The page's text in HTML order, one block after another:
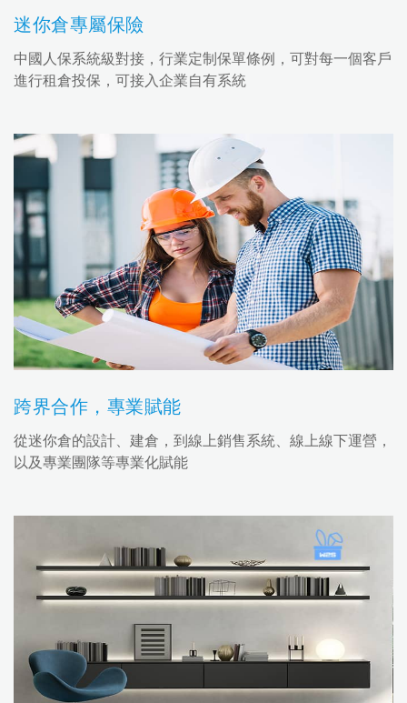
迷你倉專屬保險
中國人保系統級對接，行業定制保單條例，可對每一個客戶
進行租倉投保，可接入企業自有系統
跨界合作，專業賦能
從迷你倉的設計、建倉，到線上銷售系統、線上線下運營，
以及專業團隊等專業化賦能